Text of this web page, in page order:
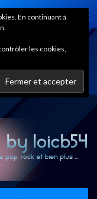
En continuant à
les cookies,